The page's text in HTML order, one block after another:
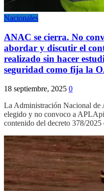
Nacionales
ANAC se cierra. No
abordar y discutir el
realizado sin hacer
seguridad como fija la
18 septiembre, 2025 0
La Administración Nacional
elegido y no convoco a
contenido del decreto 378/